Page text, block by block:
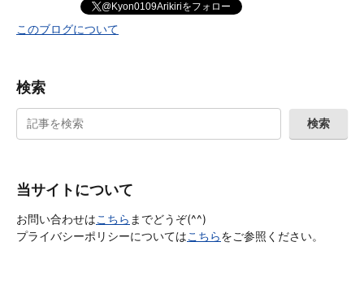
@Kyon0109Arikiriをフォロー
このブログについて
検索
当サイトについて
お問い合わせはこちら までどうぞ(^^)
プライバシーポリシーについてはこちらをご参照ください。